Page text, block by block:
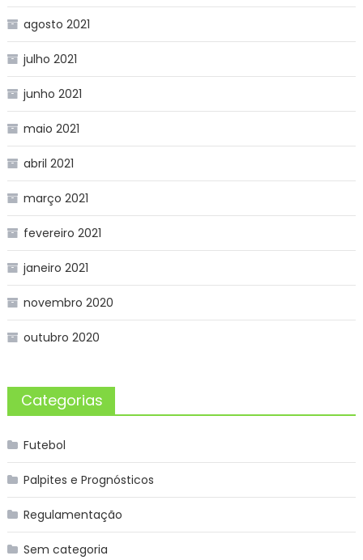
agosto 2021
julho 2021
junho 2021
maio 2021
abril 2021
março 2021
fevereiro 2021
janeiro 2021
novembro 2020
outubro 2020
Categorias
Futebol
Palpites e Prognósticos
Regulamentação
Sem categoria